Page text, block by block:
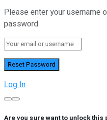
Please enter your username
password.
Log In